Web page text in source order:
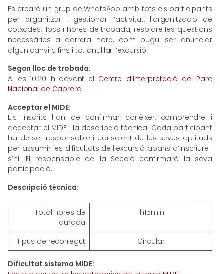
Es crearà un grup de WhatsApp amb tots els participants
per organitzar i gestionar l’activitat, l’organització de
cotxades, llocs i hores de trobada, resoldre les qüestions
necessàries a darrera hora, com pugui ser anunciar
algun canvi o fins i tot anul·lar l’excursió.
Segon lloc de trobada:
A les 10.20 h davant el Centre d’Interpretació del Parc
Nacional de Cabrera.
Acceptar el MIDE:
Els inscrits han de confirmar conèixer, comprendre i
acceptar el MIDE i la descripció tècnica. Cada participant
ha de ser responsable i conscient de les seves aptituds
per assumir les dificultats de l’excursió abans d’inscriure-
s’hi. El responsable de la Secció confirmarà la seva
participació.
Descripció tècnica:
Total hores de
durada
1h15min
Tipus de recorregut Circular
Dificultat sistema MIDE: